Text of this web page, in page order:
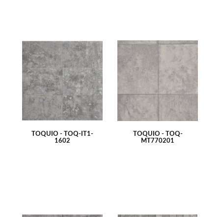
TÓQUIO - TOQ-IT1-
1602
TÓQUIO - TOQ-
MT770201